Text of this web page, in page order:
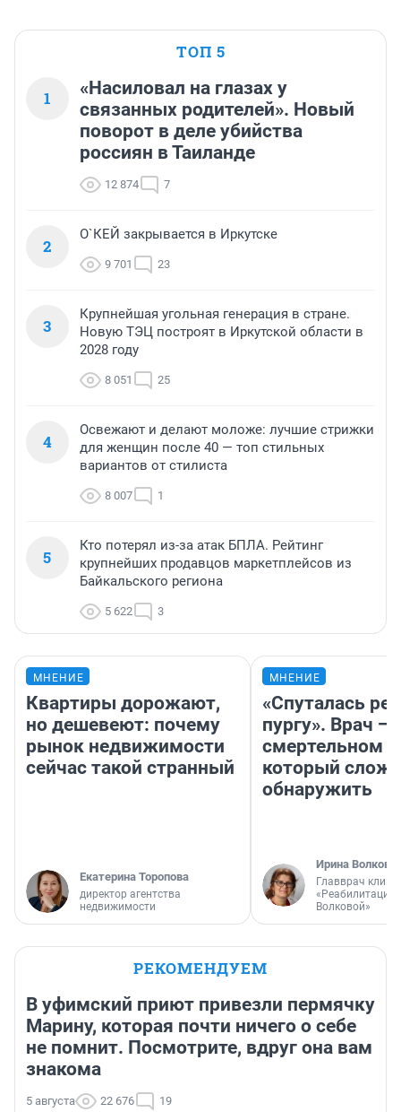
ТОП 5
1
«Насиловал на глазах у
связанных родителей». Новый
поворот в деле убийства
россиян в Таиланде
12 874 7
2
О`КЕЙ закрывается в Иркутске
9 701 23
3
Крупнейшая угольная генерация в стране.
Новую ТЭЦ построят в Иркутской области в
2028 году
8 051 25
4
Освежают и делают моложе: лучшие стрижки
для женщин после 40 — топ стильных
вариантов от стилиста
8 007 1
5
Кто потерял из-за атак БПЛА. Рейтинг
крупнейших продавцов маркетплейсов из
Байкальского региона
5 622 3
МНЕНИЕ
Квартиры дорожают,
но дешевеют: почему
рынок недвижимости
сейчас такой странный
Екатерина Торопова
директор агентства
недвижимости
МНЕНИЕ
«Спуталась
пургу». Врач —
смертельном
который
обнаружить
Ирина Волкова
Главврач
«Реабилитация
Волковой»
РЕКОМЕНДУЕМ
В уфимский приют привезли пермячку
Марину, которая почти ничего о себе
не помнит. Посмотрите, вдруг она вам
знакома
5 августа 22 676 19